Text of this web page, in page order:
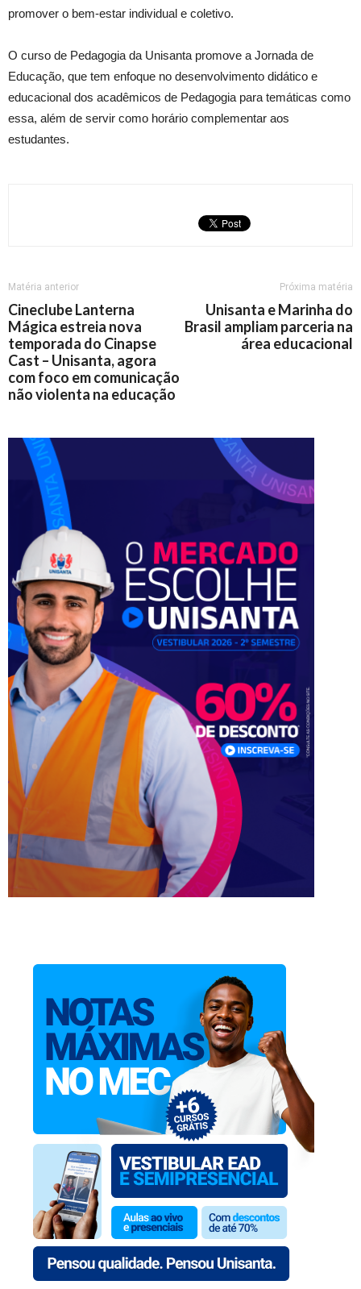
promover o bem-estar individual e coletivo.
O curso de Pedagogia da Unisanta promove a Jornada de
Educação, que tem enfoque no desenvolvimento didático e
educacional dos acadêmicos de Pedagogia para temáticas como
essa, além de servir como horário complementar aos
estudantes.
Matéria anterior
Cineclube Lanterna
Mágica estreia nova
temporada do Cinapse
Cast – Unisanta, agora
com foco em comunicação
não violenta na educação
Próxima matéria
Unisanta e Marinha do
Brasil ampliam parceria na
área educacional